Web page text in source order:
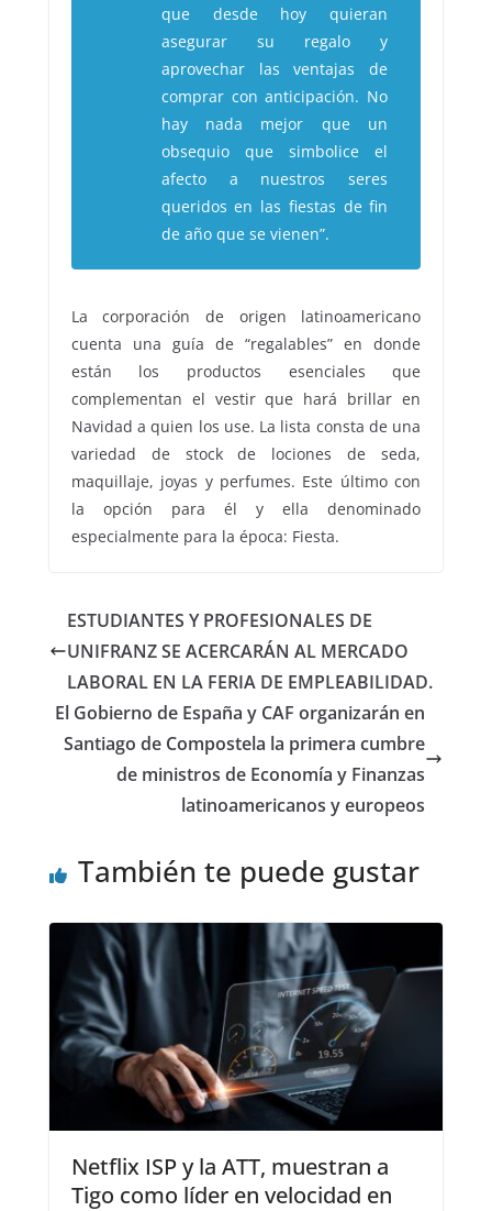
que desde hoy quieran
asegurar su regalo y
aprovechar las ventajas de
comprar con anticipación. No
hay nada mejor que un
obsequio que simbolice el
afecto a nuestros seres
queridos en las fiestas de fin
de año que se vienen”.
La corporación de origen latinoamericano
cuenta una guía de “regalables” en donde
están los productos esenciales que
complementan el vestir que hará brillar en
Navidad a quien los use. La lista consta de una
variedad de stock de lociones de seda,
maquillaje, joyas y perfumes. Este último con
la opción para él y ella denominado
especialmente para la época: Fiesta.
ESTUDIANTES Y PROFESIONALES DE
UNIFRANZ SE ACERCARÁN AL MERCADO
LABORAL EN LA FERIA DE EMPLEABILIDAD.
El Gobierno de España y CAF organizarán en
Santiago de Compostela la primera cumbre
de ministros de Economía y Finanzas
latinoamericanos y europeos
También te puede gustar
Netflix ISP y la ATT, muestran a
Tigo como líder en velocidad en